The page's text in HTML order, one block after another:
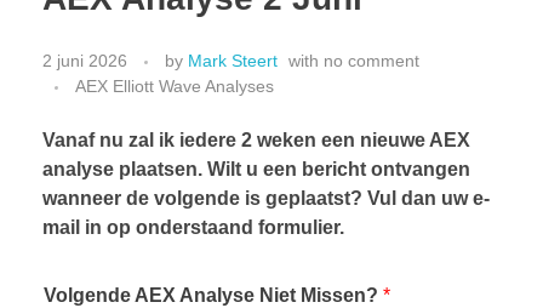
2 juni 2026 by Mark Steert with no comment
AEX Elliott Wave Analyses
Vanaf nu zal ik iedere 2 weken een nieuwe AEX
analyse plaatsen. Wilt u een bericht ontvangen
wanneer de volgende is geplaatst? Vul dan uw e-
mail in op onderstaand formulier.
Volgende AEX Analyse Niet Missen? *